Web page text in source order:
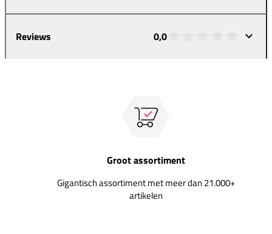
Reviews 0,0
Groot assortiment
Gigantisch assortiment met meer dan 21.000+
artikelen